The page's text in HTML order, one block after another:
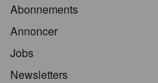
Abonnements
Annoncer
Jobs
Newsletters